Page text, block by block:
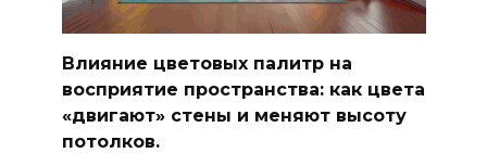
Влияние цветовых палитр на
восприятие пространства: как цвета
«двигают» стены и меняют высоту
потолков.